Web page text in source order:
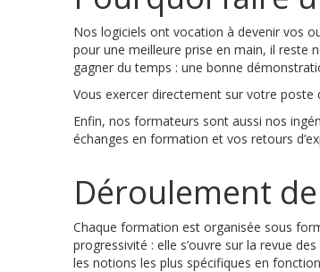
Nos logiciels ont vocation à devenir vos
pour une meilleure prise en main, il reste
gagner du temps : une bonne
Vous exercer directement sur votre
Enfin, nos formateurs sont aussi nos
échanges en formation et vos retours
Déroulement
Chaque formation est organisée sous
progressivité : elle s’ouvre sur la revue
les notions les plus spécifiques en